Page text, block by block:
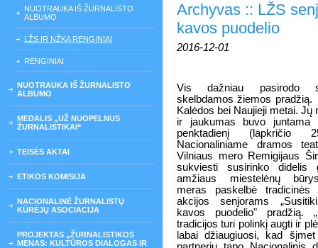
NUOTRAUKA IŠ ŽURNALISTO
ALBUMO
LŽS IR NŽKA RENGINIAI
RENGINIAI
NUOTRAUKA IŠ ŽURNALISTO
ALBUMO
MEDALIS „UŽ NUOPELNUS
ŽURNALISTIKAI“
TEISĖS AKTAI
ETIKOS KOMISIJA
NACIONALINĖ ŽURNALISTŲ
KŪRĖJŲ ASOCIACIJA
PROJEKTAS „ŽURNALISTIKOS
MENAS: KULTŪROS DIALOGAS IR
Archyvas :: LŽS
kavos puodelio
2016-12-01
Vis dažniau pasirodo
skelbdamos žiemos pradžią.
Kalėdos bei Naujieji metai. Jų
ir jaukumas buvo juntama
penktadienį (lapkričio
Nacionaliniame dramos
Vilniaus mero Remigijaus
sukviesti susirinko didelis
amžiaus miestelėnų
meras paskelbė tradicinės
akcijos senjorams
kavos puodelio" pradžią.
tradicijos turi polinkį augti ir
labai džiaugiuosi, kad